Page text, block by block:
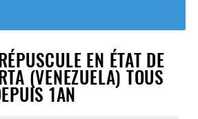
EN ÉTAT DE
(VENEZUELA) TOUS
1AN